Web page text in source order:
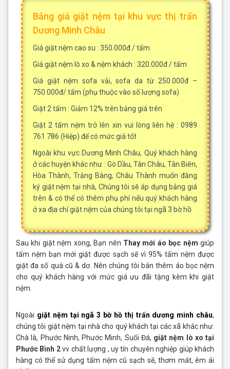
Bảng giá giặt nệm tại khu vực thị trấn
Dương Minh Châu
Giá giặt nệm cao su : 350.000đ / tấm
Giá giặt nệm lò xo & nệm khách : 320.000đ / tấm
Giá giặt nệm sofa vải, sofa da từ 250.000đ –
750.000đ/ tấm (phụ thuộc vào số lượng sofa)
Giặt 2 tấm : Giảm 12% trên bảng giá trên
Giặt 2 tấm nệm trở lên xin vui lòng liên hệ : 0989
761 786 (Hiệp) để có mức giá tốt
Ngoài khu vực Dương Minh Châu, Quý khách hàng
ở các huyện khác như : Gò Dầu, Tân Châu, Tân Biên,
Hòa Thành, Trảng Bàng, Châu Thành muốn đăng
ký giặt nệm tại nhà, Chúng tôi sẽ áp dụng bảng giá
trên & có thể có thêm phụ phí nếu quý khách hàng
ở xa địa chỉ giặt nệm của chúng tôi tại ngã 3 bờ hồ
Sau khi giặt nệm xong, Bạn nên Thay mới áo bọc nệm giúp
tấm nệm bạn mới giặt được sạch sẽ vì 95% tấm nệm được
giặt đa số quá cũ & dơ. Nên chúng tôi bán thêm áo bọc nệm
cho quý khách hàng với mức giá ưu đãi tặng kèm khi giặt
nệm.
Ngoài giặt nệm tại ngã 3 bờ hồ thị trấn dương minh châu,
chúng tôi giặt nệm tại nhà cho quý khách tại các xã khác như:
Chà là, Phước Ninh, Phước Minh, Suối Đá, giặt nệm lò xo tại
Phước Bình 2vv chất lượng , uy tín chuyên nghiệp giúp khách
hàng có thể sử dụng tấm nệm cũ sạch sẽ, thơm mát, êm ái